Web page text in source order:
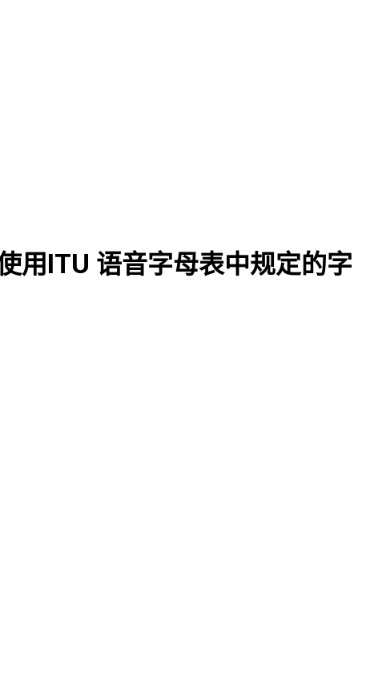
用ITU 语音字母表中规定的字